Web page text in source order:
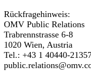
Rückfragehinweis:
OMV Public Relations
Trabrennstrasse 6-8
1020 Wien, Austria
Tel.: +43 1 40440-